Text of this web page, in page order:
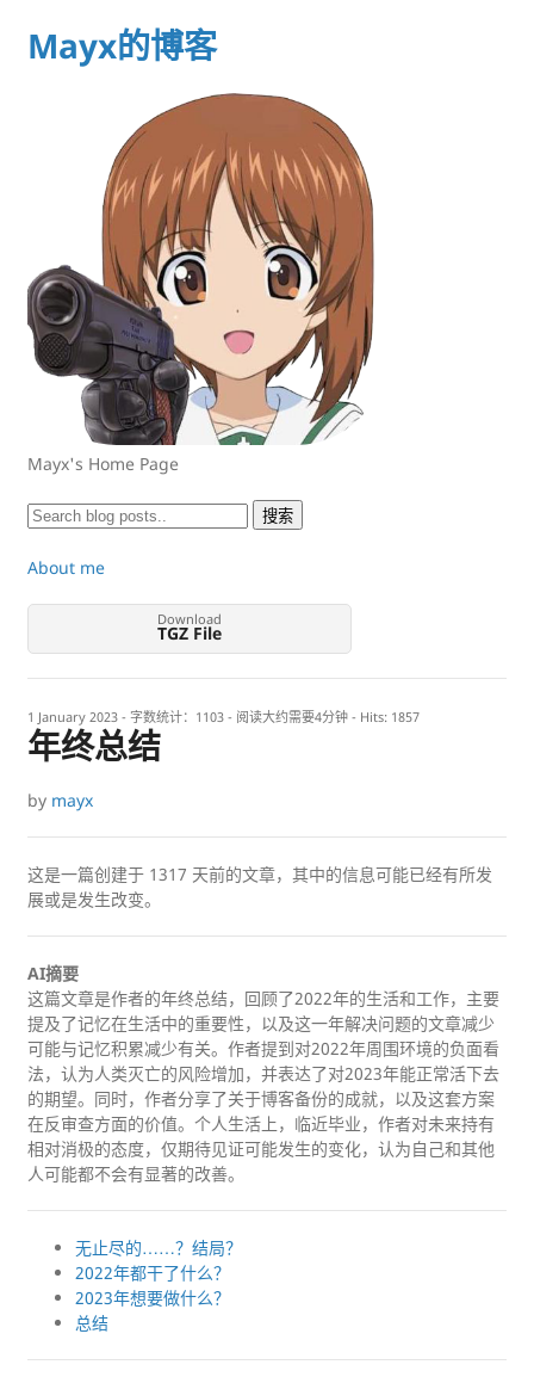
Mayx的博客
Mayx's Home Page
About me
Download
TGZ File
1 January 2023 - 字数统计：1103 - 阅读大约需要4分钟 - Hits: 1857
年终总结
by mayx
这是一篇创建于 1317 天前的文章，其中的信息可能已经有所发
展或是发生改变。
AI摘要
这篇文章是作者的年终总结，回顾了2022年的生活和工作，主要
提及了记忆在生活中的重要性，以及这一年解决问题的文章减少
可能与记忆积累减少有关。作者提到对2022年周围环境的负面看
法，认为人类灭亡的风险增加，并表达了对2023年能正常活下去
的期望。同时，作者分享了关于博客备份的成就，以及这套方案
在反审查方面的价值。个人生活上，临近毕业，作者对未来持有
相对消极的态度，仅期待见证可能发生的变化，认为自己和其他
人可能都不会有显著的改善。
无止尽的……？结局？
2022年都干了什么？
2023年想要做什么？
总结